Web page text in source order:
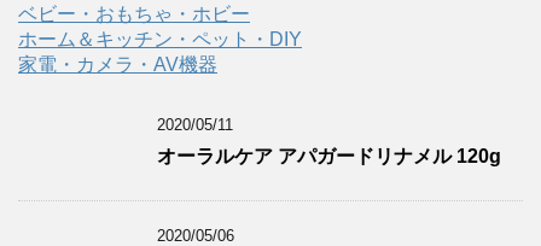
ベビー・おもちゃ・ホビー
ホーム＆キッチン・ペット・DIY
家電・カメラ・AV機器
2020/05/11
オーラルケア アパガードリナメル 120g
2020/05/06